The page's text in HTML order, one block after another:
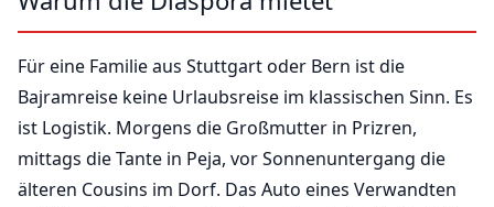
Für eine Familie aus Stuttgart oder Bern ist die
Bajramreise keine Urlaubsreise im klassischen Sinn. Es
ist Logistik. Morgens die Großmutter in Prizren,
mittags die Tante in Peja, vor Sonnenuntergang die
älteren Cousins im Dorf. Das Auto eines Verwandten